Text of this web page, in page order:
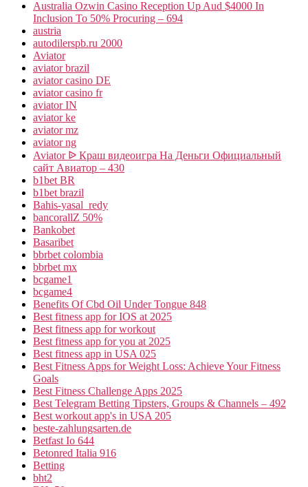
Australia Ozwin Casino Reception Up Aud $4000 In
Inclusion To 50% Procuring – 694
austria
autodilerspb.ru 2000
Aviator
aviator brazil
aviator casino DE
aviator casino fr
aviator IN
aviator ke
aviator mz
aviator ng
Aviator ᐉ Краш видеоигра На Деньги Официальный
сайт Авиатор – 430
b1bet BR
b1bet brazil
Bahis-yasal_redy
bancorallZ 50%
Bankobet
Basaribet
bbrbet colombia
bbrbet mx
bcgame1
bcgame4
Benefits Of Cbd Oil Under Tongue 848
Best fitness app for IOS at 2025
Best fitness app for workout
Best fitness app for you at 2025
Best fitness app in USA 025
Best Fitness Apps for Weight Loss: Achieve Your Fitness
Goals
Best Fitness Challenge Apps 2025
Best Telegram Betting Tipsters, Groups & Channels – 492
Best workout app's in USA 205
beste-zahlungsarten.de
Betfast Io 644
Betonred Italia 916
Betting
bht2